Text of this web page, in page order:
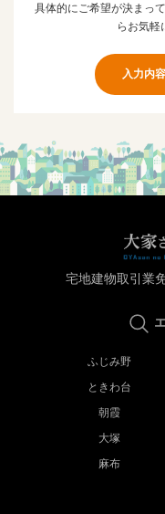
具体的にご希望が決まっ
らお気軽
宅地建物取引業
ふじみ野
ときわ台
朝霞
大塚
麻布